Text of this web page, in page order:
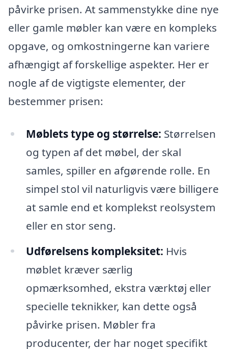
påvirke prisen. At sammenstykke dine nye
eller gamle møbler kan være en kompleks
opgave, og omkostningerne kan variere
afhængigt af forskellige aspekter. Her er
nogle af de vigtigste elementer, der
bestemmer prisen:
Møblets type og størrelse: Størrelsen
og typen af det møbel, der skal
samles, spiller en afgørende rolle. En
simpel stol vil naturligvis være billigere
at samle end et komplekst reolsystem
eller en stor seng.
Udførelsens kompleksitet: Hvis
møblet kræver særlig
opmærksomhed, ekstra værktøj eller
specielle teknikker, kan dette også
påvirke prisen. Møbler fra
producenter, der har noget specifikt